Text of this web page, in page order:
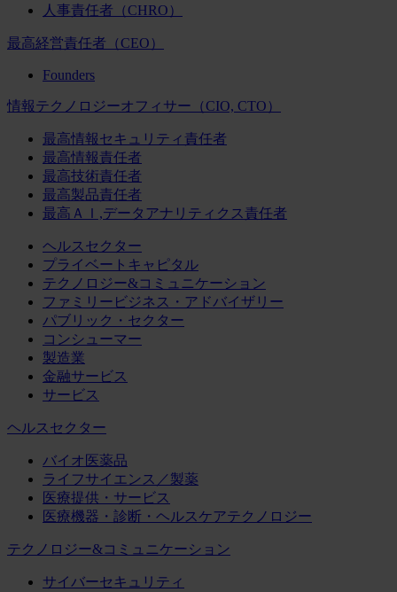
人事責任者（CHRO）
最高経営責任者（CEO）
Founders
情報テクノロジーオフィサー（CIO, CTO）
最高情報セキュリティ責任者
最高情報責任者
最高技術責任者
最高製品責任者
最高ＡＩ,データアナリティクス責任者
ヘルスセクター
プライベートキャピタル
テクノロジー&コミュニケーション
ファミリービジネス・アドバイザリー
パブリック・セクター
コンシューマー
製造業
金融サービス
サービス
ヘルスセクター
バイオ医薬品
ライフサイエンス／製薬
医療提供・サービス
医療機器・診断・ヘルスケアテクノロジー
テクノロジー&コミュニケーション
サイバーセキュリティ